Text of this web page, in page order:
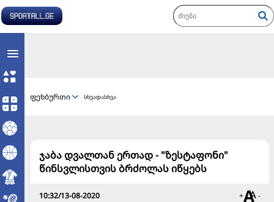
ფეხბურთი სხვადასხვა
ჯაბა დვალთან ერთად - "ზესტაფონი"
წინსვლისთვის ბრძოლას იწყებს
10:32/13-08-2020 + -